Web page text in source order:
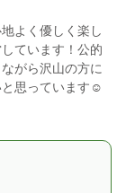
よく優しく楽し
ています！公的
がら沢山の方に
と思っています☺︎